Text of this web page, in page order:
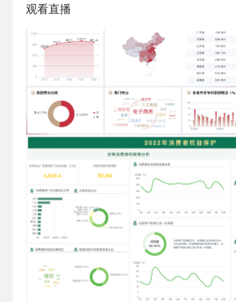
观看直播